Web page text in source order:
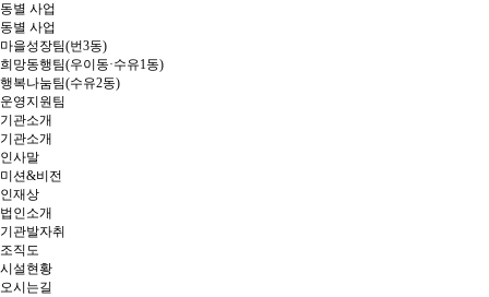
동별 사업
동별 사업
마을성장팀(번3동)
희망동행팀(우이동·수유1동)
행복나눔팀(수유2동)
운영지원팀
기관소개
기관소개
인사말
미션&비전
인재상
법인소개
기관발자취
조직도
시설현황
오시는길